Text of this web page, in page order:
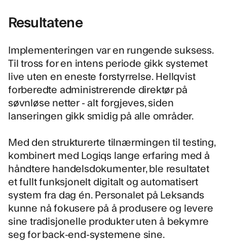
Resultatene
Implementeringen var en rungende suksess.
Til tross for en intens periode gikk systemet
live uten en eneste forstyrrelse. Hellqvist
forberedte administrerende direktør på
søvnløse netter - alt forgjeves, siden
lanseringen gikk smidig på alle områder.
Med den strukturerte tilnærmingen til testing,
kombinert med Logiqs lange erfaring med å
håndtere handelsdokumenter, ble resultatet
et fullt funksjonelt digitalt og automatisert
system fra dag én. Personalet på Leksands
kunne nå fokusere på å produsere og levere
sine tradisjonelle produkter uten å bekymre
seg for back-end-systemene sine.